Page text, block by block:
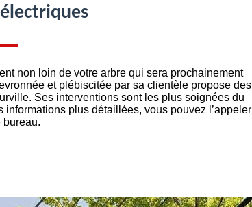
non loin de votre arbre qui sera prochainement
et plébiscitée par sa clientèle propose des
Ses interventions sont les plus soignées du
plus détaillées, vous pouvez l’appeler
bureau.